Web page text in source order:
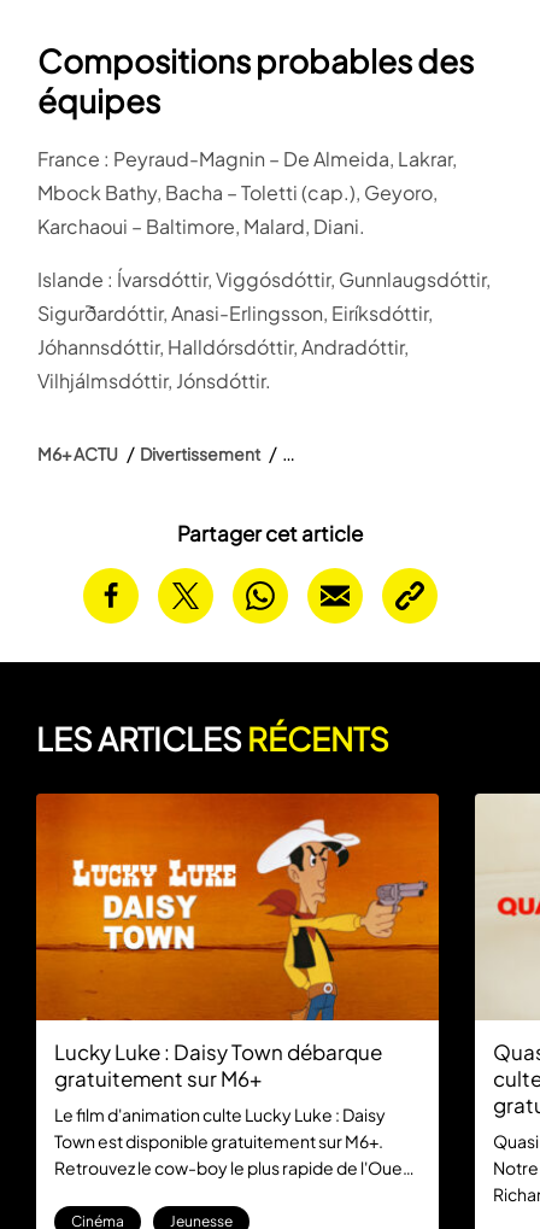
Partager cet article
Compositions probables des
équipes
France : Peyraud-Magnin – De Almeida, Lakrar,
Mbock Bathy, Bacha – Toletti (cap.), Geyoro,
Karchaoui – Baltimore, Malard, Diani.
Islande : Ívarsdóttir, Viggósdóttir, Gunnlaugsdóttir,
Sigurðardóttir, Anasi-Erlingsson, Eiríksdóttir,
Jóhannsdóttir, Halldórsdóttir, Andradóttir,
Vilhjálmsdóttir, Jónsdóttir.
M6+ ACTU Divertissement
LES ARTICLESRÉCENTS
Lucky Luke : Daisy Town débarque
gratuitement sur M6+
Le film d'animation culte Lucky Luke : Daisy
Town est disponible gratuitement sur M6+.
Retrouvez le cow-boy le plus rapide de l'Ouest
abonnement.
Cinéma Jeunesse